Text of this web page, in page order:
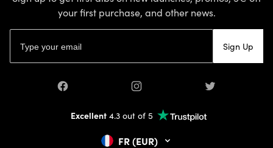
your first purchase, and other news.
Sign Up
Facebook Instagram Twitter
Excellent4.3 out of 5
FR (EUR)